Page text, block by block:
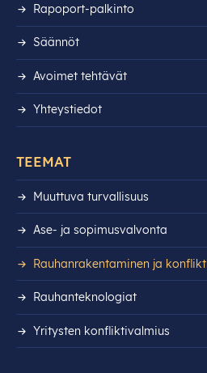
Rapoport-palkinto
Säännöt
Avoimet tehtävät
Yhteystiedot
TEEMAT
Muuttuva turvallisuus
Ase- ja sopimusvalvonta
Rauhanrakentaminen ja
Rauhanteknologiat
Yritysten konfliktivalmius